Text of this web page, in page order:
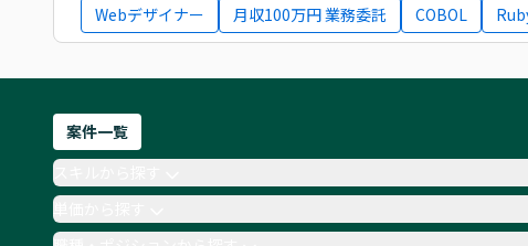
Webデザイナー
月収100万円 業務委託 COBOL
案件一覧
単価から探す